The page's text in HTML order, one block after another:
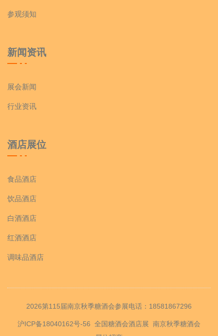
参观须知
新闻资讯
展会新闻
行业资讯
酒店展位
食品酒店
饮品酒店
白酒酒店
红酒酒店
调味品酒店
2026第115届南京秋季糖酒会参展电话：18581867296
沪ICP备18040162号-56 全国糖酒会酒店展 南京秋季糖酒会